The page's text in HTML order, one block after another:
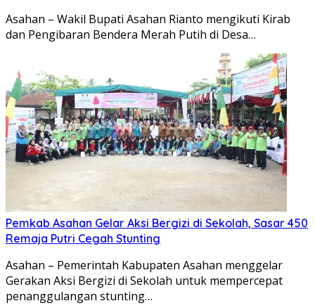
Asahan – Wakil Bupati Asahan Rianto mengikuti Kirab
dan Pengibaran Bendera Merah Putih di Desa…
Pemkab Asahan Gelar Aksi Bergizi di Sekolah, Sasar 450
Remaja Putri Cegah Stunting
Asahan – Pemerintah Kabupaten Asahan menggelar
Gerakan Aksi Bergizi di Sekolah untuk mempercepat
penanggulangan stunting…